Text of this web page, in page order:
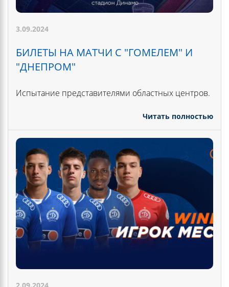
3.09.2024
БИЛЕТЫ НА МАТЧИ С "ГОМЕЛЕМ" И
"ДНЕПРОМ"
Испытание представителями областных центров.
Читать полностью